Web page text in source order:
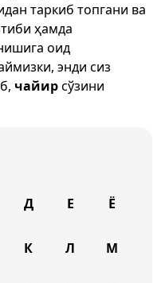
таркиб топгани ва
ҳамда
оид
энди сиз
чайирсўзини
Д Е Ё
К Л М